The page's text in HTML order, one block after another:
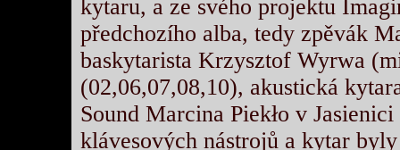
kytaru, a ze svého projektu
předchozího alba, tedy zpěvák
baskytarista Krzysztof Wyrwa
(02,06,07,08,10), akustická
Sound Marcina Piekło v
klávesových nástrojů a kytar